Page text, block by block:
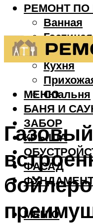
РЕМОНТ
Ванная
Гостиная
Детская
Кухня
Спальня
БАНЯ И
ЗАБОР
КРЫША
ФАСАД
МЕНЮ
МЕНЮ